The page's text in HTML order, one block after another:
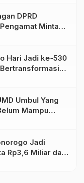
DPRD
Minta
Hari Jadi ke-530
Umbul Yang
Mampu
Jadi
Rp3,6 Miliar dan